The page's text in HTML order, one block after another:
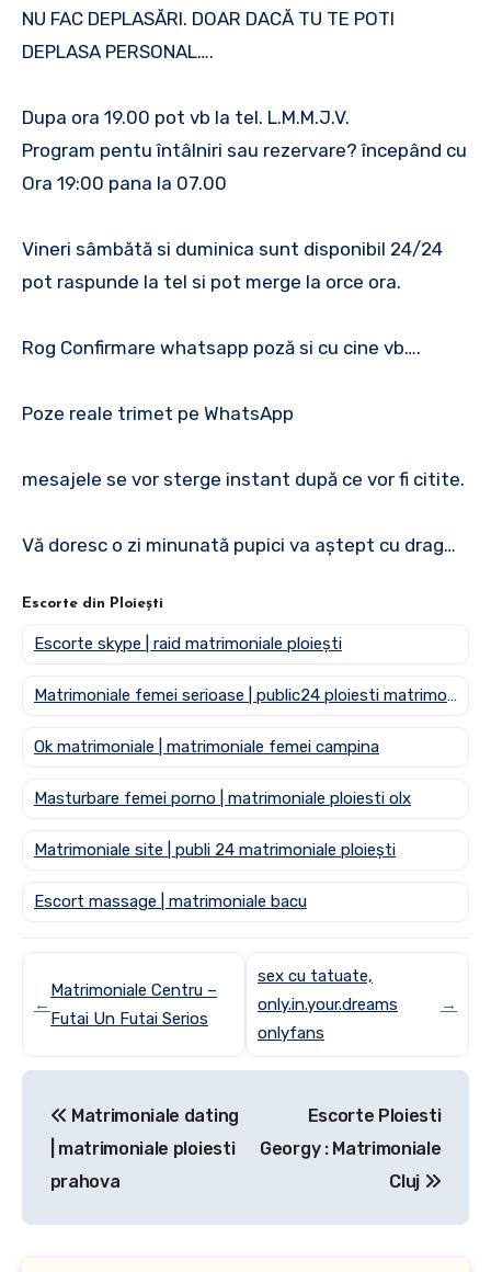
NU FAC DEPLASĂRI. DOAR DACĂ TU TE POTI
DEPLASA PERSONAL….
Dupa ora 19.00 pot vb la tel. L.M.M.J.V.
Program pentu întâlniri sau rezervare? începând cu
Ora 19:00 pana la 07.00
Vineri sâmbătă si duminica sunt disponibil 24/24
pot raspunde la tel si pot merge la orce ora.
Rog Confirmare whatsapp poză si cu cine vb….
Poze reale trimet pe WhatsApp
mesajele se vor sterge instant după ce vor fi citite.
Vă doresc o zi minunată pupici va aștept cu drag…
Escorte din Ploiești
Escorte skype | raid matrimoniale ploiești
Matrimoniale femei serioase | public24 ploiesti matrimoniale
Ok matrimoniale | matrimoniale femei campina
Masturbare femei porno | matrimoniale ploiesti olx
Matrimoniale site | publi 24 matrimoniale ploiești
Escort massage | matrimoniale bacu
←
Matrimoniale Centru –
Futai Un Futai Serios
sex cu tatuate,
only.in.your.dreams
onlyfans
→
navigation
Matrimoniale dating
| matrimoniale ploiesti
prahova
Escorte Ploiesti
Georgy : Matrimoniale
Cluj